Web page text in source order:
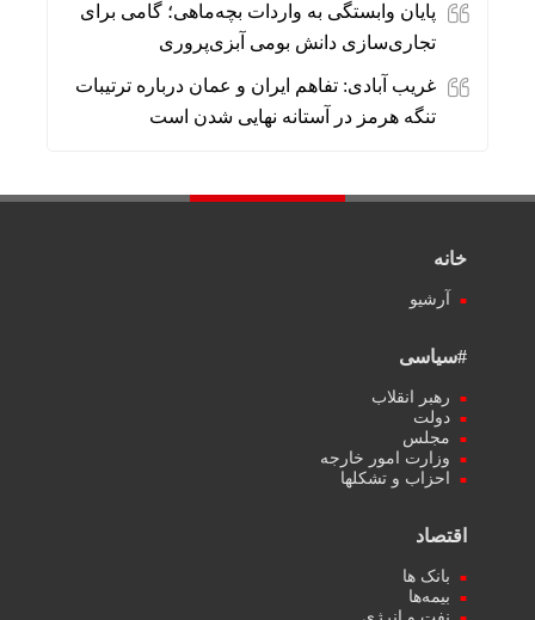
پایان وابستگی به واردات بچه‌ماهی؛ گامی برای
تجاری‌سازی دانش بومی آبزی‌پروری
غریب آبادی: تفاهم ایران و عمان درباره ترتیبات
تنگه هرمز در آستانه نهایی شدن است
خانه
آرشیو
#سیاسی
رهبر انقلاب
دولت
مجلس
وزارت امور خارجه
احزاب و تشکلها
اقتصاد
بانک ها
بیمه‌ها